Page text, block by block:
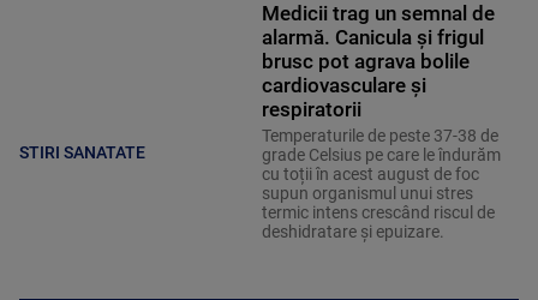
STIRI SANATATE
Medicii trag un semnal de
alarmă. Canicula și frigul
brusc pot agrava bolile
cardiovasculare și
respiratorii
Temperaturile de peste 37-38 de
grade Celsius pe care le îndurăm
cu toții în acest august de foc
supun organismul unui stres
termic intens crescând riscul de
deshidratare și epuizare.